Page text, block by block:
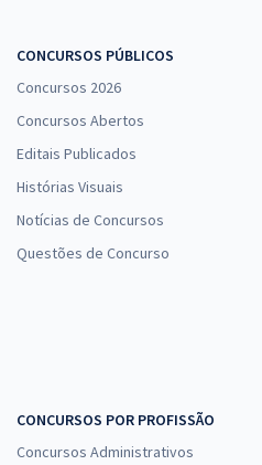
CONCURSOS PÚBLICOS
Concursos 2026
Concursos Abertos
Editais Publicados
Histórias Visuais
Notícias de Concursos
Questões de Concurso
CONCURSOS POR PROFISSÃO
Concursos Administrativos